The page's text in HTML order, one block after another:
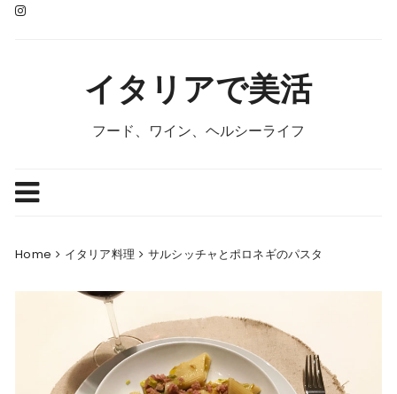
Skip
イタリアで美活
フード、ワイン、ヘルシーライフ
Home イタリア料理 サルシッチャとポロネギのパスタ